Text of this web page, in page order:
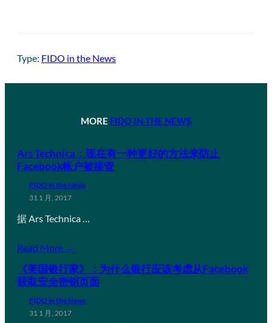
Type: FIDO in the News
MORE FIDO IN THE NEWS
Ars Technica：现在有一种更好的方法来防止
Facebook帐户被接管
FIDO in the News
31 1 月, 2017
据 Ars Technica …
Read More →
《美国银行家》：为什么银行应该考虑从Facebook
获取安全密钥页面
FIDO in the News
31 1 月, 2017